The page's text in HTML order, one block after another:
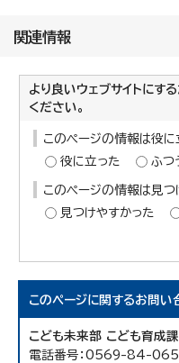
関連情報
より良いウェブサイトにす
ください。
このページの情報は役に
役に立った
ふつ
このページの情報は見つ
見つけやすかった
このページに関するお問い
こども未来部 こども育成
電話番号：0569-84-